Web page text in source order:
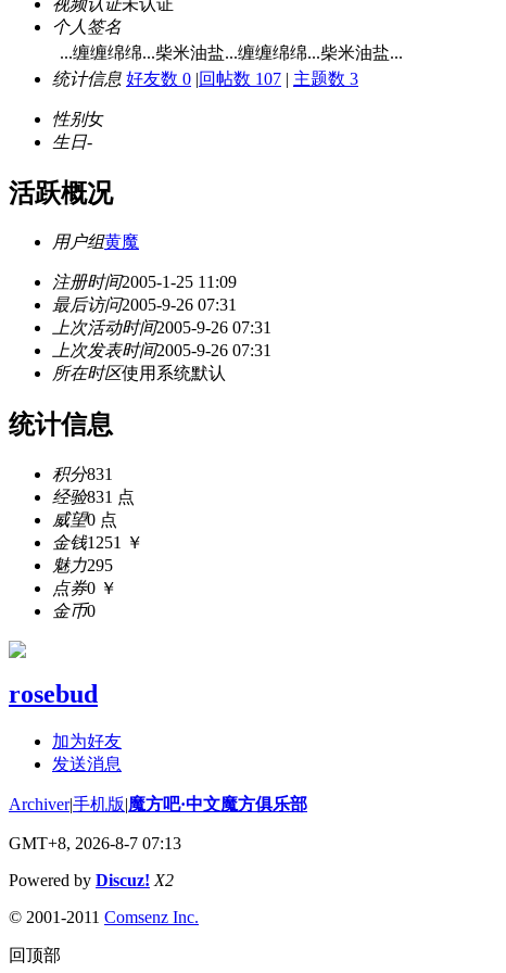
个人签名
...缠缠绵绵...柴米油盐...缠缠绵绵...柴米油盐...
统计信息 好友数 0 |回帖数 107 | 主题数 3
性别女
生日-
活跃概况
用户组黄魔
注册时间2005-1-25 11:09
最后访问2005-9-26 07:31
上次活动时间2005-9-26 07:31
上次发表时间2005-9-26 07:31
所在时区使用系统默认
统计信息
积分831
经验831 点
威望0 点
金钱1251 ￥
魅力295
点券0 ￥
金币0
rosebud
加为好友
发送消息
Archiver|手机版|魔方吧·中文魔方俱乐部
GMT+8, 2026-8-7 07:13
Powered by Discuz! X2
© 2001-2011 Comsenz Inc.
回顶部